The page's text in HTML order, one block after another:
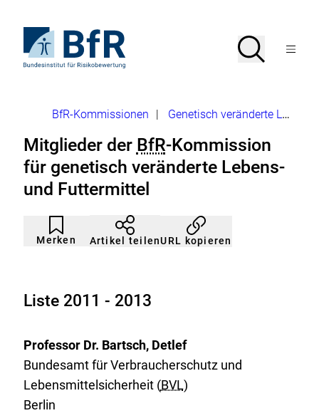
Seiteninhalt
springenStartseite
von
Suche
SucheMenü
Brotkrumennavigation
BfR-Kommissionen Genetisch veränderte Lebens- und Futtermittel
Mitglieder der BfR-Kommission
für genetisch veränderte Lebens-
und Futtermittel
Merken
Artikel
nicht
gemerkt
Durch
Klicken
der
Artikel teilenURL kopieren
Liste 2011 - 2013
Professor Dr. Bartsch, Detlef
Bundesamt für Verbraucherschutz und
Lebensmittelsicherheit (BVL)
Berlin